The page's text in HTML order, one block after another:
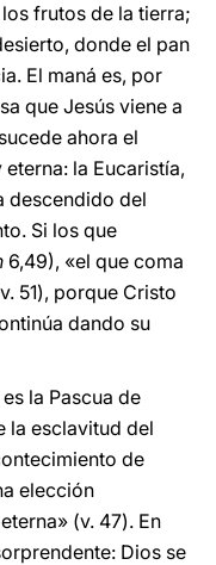
frutos de la tierra;
donde el pan
El maná es, por
que Jesús viene a
ahora el
la Eucaristía,
descendido del
Si los que
6,49), «el que coma
51), porque Cristo
dando su
la Pascua de
la esclavitud del
de
elección
(v. 47). En
Dios se